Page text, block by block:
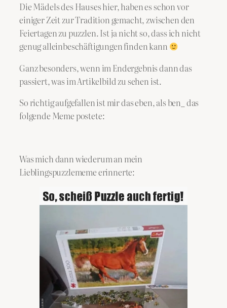
Die Mädels des Hauses hier, haben es schon vor
einiger Zeit zur Tradition gemacht, zwischen den
Feiertagen zu puzzlen. Ist ja nicht so, dass ich nicht
genug alleinbeschäftigungen finden kann
Ganz besonders, wenn im Endergebnis dann das
passiert, was im Artikelbild zu sehen ist.
So richtig aufgefallen ist mir das eben, als ben_ das
folgende Meme postete:
Was mich dann wiederum an mein
Lieblingspuzzlememe erinnerte: